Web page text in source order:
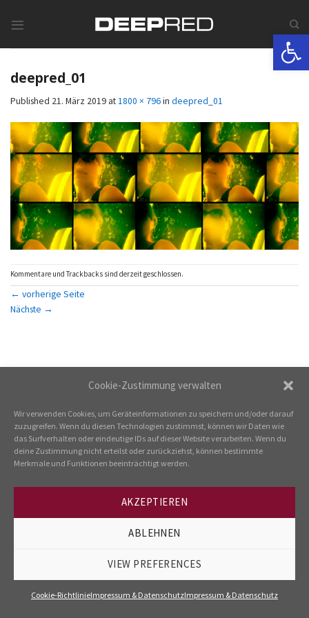
Cookie-Zustimmung verwalten
Wir verwenden Cookies, um Geräteinformationen zu speichern und/oder darauf
zuzugreifen. Wenn du diesen Technologien zustimmst, können wir Daten wie
das Surfverhalten oder eindeutige IDs auf dieser Website verarbeiten. Wenn du
deine Zustimmung nicht erteilst oder zurückziehst, können bestimmte
Merkmale und Funktionen beeinträchtigt werden.
AKZEPTIEREN
ABLEHNEN
VIEW PREFERENCES
Cookie-RichtlinieImpressum & DatenschutzImpressum & Datenschutz
deepred_01
Published 21. März 2019 at1800 × 796in deepred_01
Kommentare und Trackbacks sind derzeit geschlossen.
← vorherige Seite
Nächste →